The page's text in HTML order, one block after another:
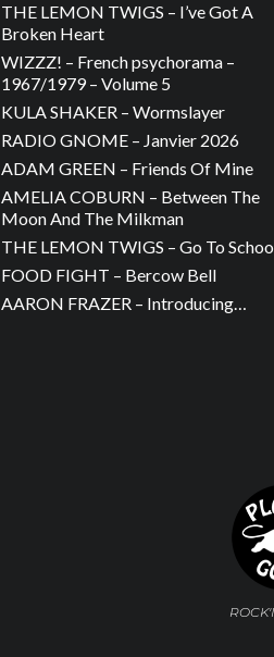
THE LEMON TWIGS – I’ve Got A
Broken Heart
WIZZZ! – French psychorama –
1967/1979 – Volume 5
KULA SHAKER – Wormslayer
RADIO GNOME – Janvier 2026
ADAM GREEN – Friends Of Mine
AMELIA COBURN – Between The
Moon And The Milkman
THE LEMON TWIGS – Go To
FOOD FIGHT – Bercow Bell
AARON FRAZER – Introducing…